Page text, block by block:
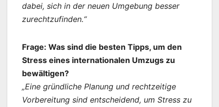
dabei, sich in der neuen Umgebung besser
zurechtzufinden.“
Frage: Was sind die besten Tipps, um den
Stress eines internationalen Umzugs zu
bewältigen?
„Eine gründliche Planung und rechtzeitige
Vorbereitung sind entscheidend, um Stress zu